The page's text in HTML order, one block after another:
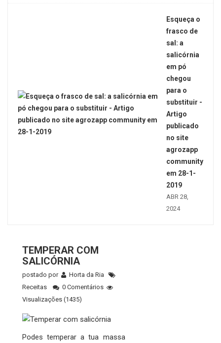
Esqueça o
frasco de
sal: a
salicórnia
em pó
chegou
para o
substituir -
Artigo
publicado
no site
agrozapp
community
em 28-1-
2019
ABR 28,
2024
TEMPERAR COM
SALICÓRNIA
postado por
Horta da Ria
Receitas
0 Comentários
Visualizações (1435)
Podes temperar a tua massa